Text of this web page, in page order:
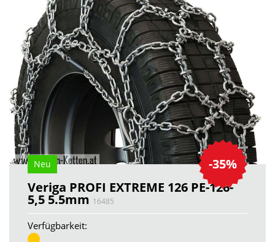
-35%
Neu
Veriga PROFI EXTREME 126 PE-126-
5,5 5.5mm 16485
Verfügbarkeit: